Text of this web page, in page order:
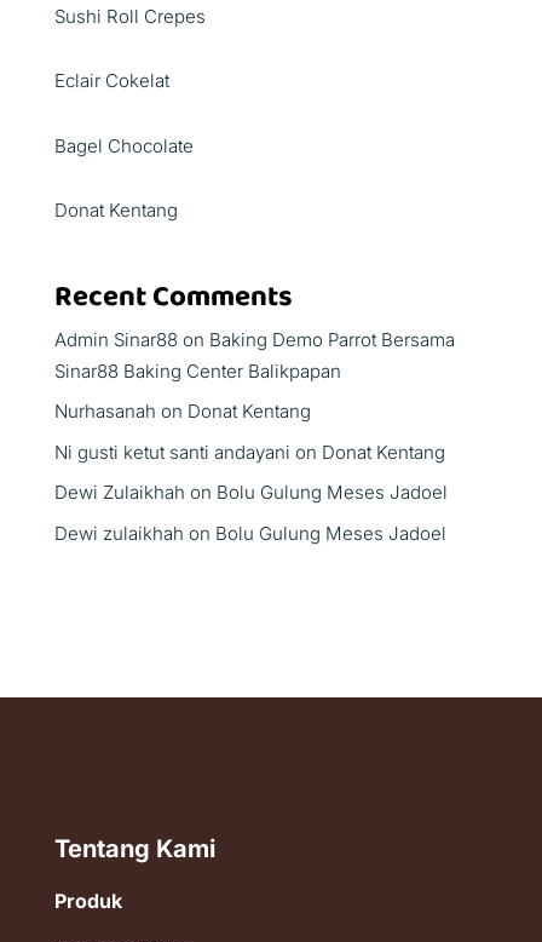
Sushi Roll Crepes
Eclair Cokelat
Bagel Chocolate
Donat Kentang
Recent Comments
Admin Sinar88on Baking Demo Parrot Bersama
Sinar88 Baking Center Balikpapan
Nurhasanah on Donat Kentang
Ni gusti ketut santi andayani on Donat Kentang
Dewi Zulaikhah on Bolu Gulung Meses Jadoel
Dewi zulaikhah on Bolu Gulung Meses Jadoel
Tentang Kami
Produk